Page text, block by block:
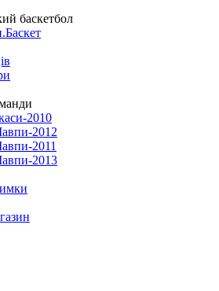
баскетбол
2010
2012
2011
2013